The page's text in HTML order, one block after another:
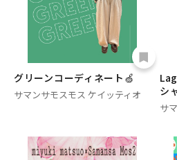
グリーンコーディネート🍏
サマンサモスモス ケイッティオ
シ
サ